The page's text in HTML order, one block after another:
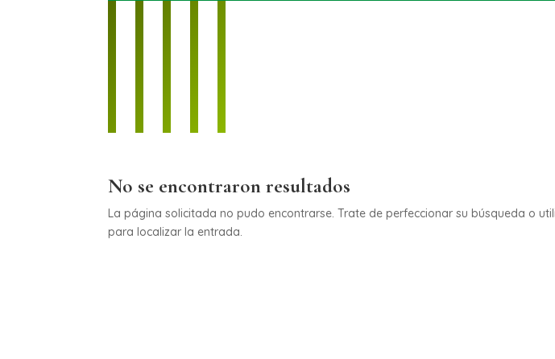
No se encontraron resultados
La página solicitada no pudo encontrarse. Trate de perfeccionar su búsqueda o
para localizar la entrada.